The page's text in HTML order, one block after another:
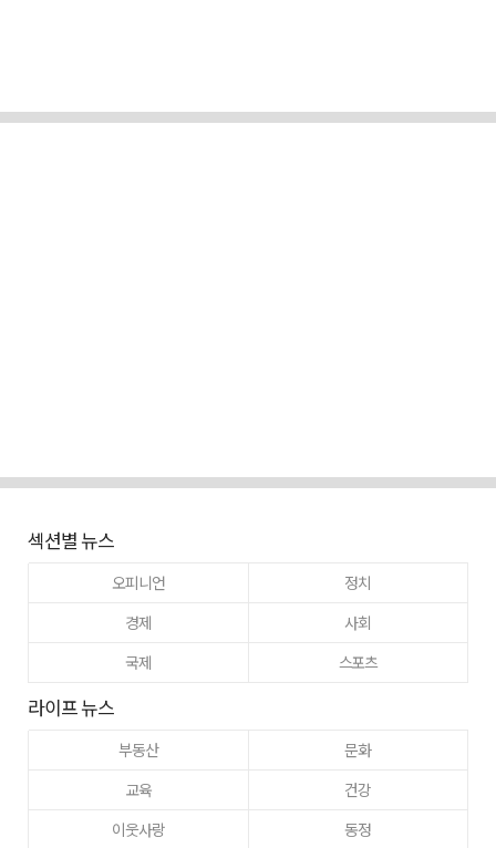
섹션별 뉴스
오피니언
정치
경제
사회
국제
스포츠
라이프 뉴스
부동산
문화
교육
건강
이웃사랑
동정